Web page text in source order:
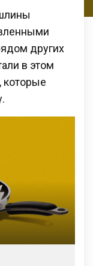
других
в этом
которые